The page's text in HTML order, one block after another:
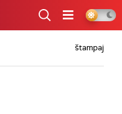
štampaj